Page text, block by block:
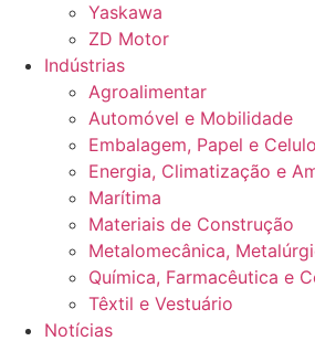
Yaskawa
ZD Motor
Indústrias
Agroalimentar
Automóvel e Mobilidade
Embalagem, Papel e
Energia, Climatização e
Marítima
Materiais de Construção
Metalomecânica,
Química, Farmacêutica e
Têxtil e Vestuário
Notícias